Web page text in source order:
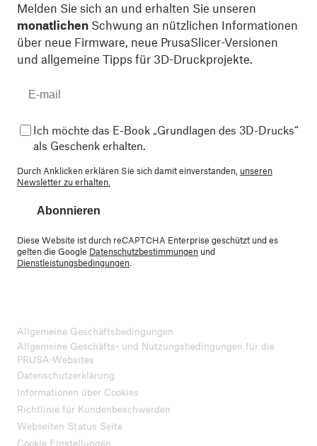
Melden Sie sich an und erhalten Sie unseren
monatlichen Schwung an nützlichen Informationen
über neue Firmware, neue PrusaSlicer-Versionen
und allgemeine Tipps für 3D-Druckprojekte.
Ich möchte das E-Book „Grundlagen des 3D-Drucks“
als Geschenk erhalten.
Durch Anklicken erklären Sie sich damit einverstanden, unseren
Newsletter zu erhalten.
Abonnieren
Diese Website ist durch reCAPTCHA Enterprise geschützt und es
gelten die Google Datenschutzbestimmungen und
Dienstleistungsbedingungen
Allgemeine Geschäftsbedingungen
Allgemeine Geschäfts- und Nutzungsbedingungen für die
PRUSA-Websites
Datenschutzerklärung
Informationen über Cookies
Richtlinie für Kundenbeschwerden
Webseiten Status Seite
Cookie Einstellungen